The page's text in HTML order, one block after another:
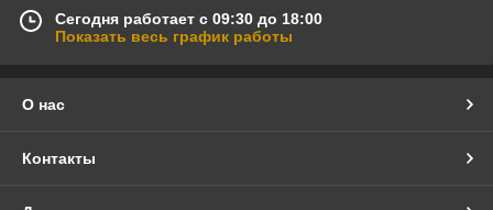
Сегодня работает с 09:30 до 18:00
Показать весь график работы
О нас
Контакты